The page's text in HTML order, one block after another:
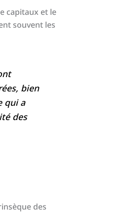
capitaux et le
souvent les
bien
qui a
des
des